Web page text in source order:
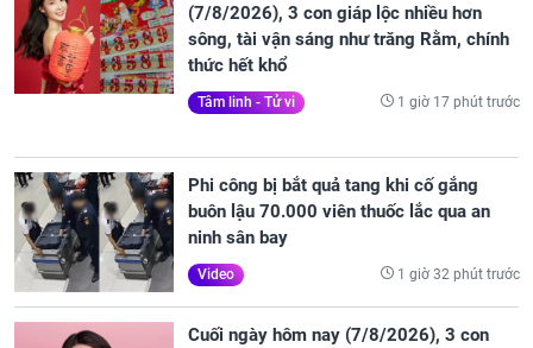
(7/8/2026), 3 con giáp lộc nhiều hơn
sông, tài vận sáng như trăng Rằm, chính
thức hết khổ
Tâm linh - Tử vi 1 giờ 17 phút trước
Phi công bị bắt quả tang khi cố gắng
buôn lậu 70.000 viên thuốc lắc qua an
ninh sân bay
Video 1 giờ 32 phút trước
Cuối ngày hôm nay (7/8/2026), 3 con